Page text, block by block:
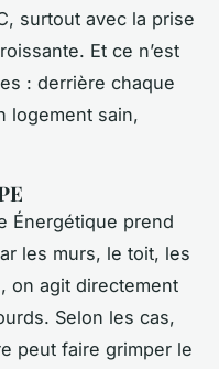
surtout avec la prise
Et ce n’est
: derrière chaque
logement sain,
Énergétique prend
les murs, le toit, les
on agit directement
Selon les cas,
peut faire grimper le